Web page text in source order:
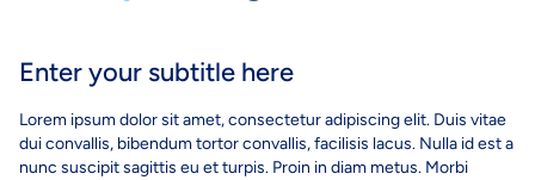
Enter your subtitle here
Lorem ipsum dolor sit amet, consectetur adipiscing elit. Duis vitae
dui convallis, bibendum tortor convallis, facilisis lacus. Nulla id est a
nunc suscipit sagittis eu et turpis. Proin in diam metus. Morbi